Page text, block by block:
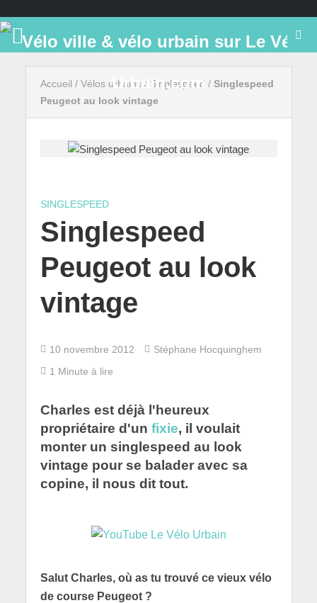
Accueil / Vélos urbains / Singlespeed / Singlespeed
Peugeot au look vintage
SINGLESPEED
Singlespeed
Peugeot au look
vintage
10 novembre 2012
Stéphane Hocquinghem
1 Minute à lire
Charles est déjà l'heureux
propriétaire d'un fixie, il voulait
monter un singlespeed au look
vintage pour se balader avec sa
copine, il nous dit tout.
Salut Charles, où as tu trouvé ce vieux vélo
de course Peugeot ?